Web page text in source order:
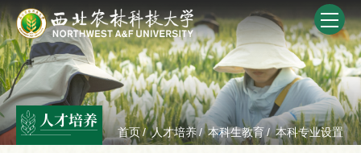
人才培养
首页 / 人才培养 / 本科生教育 / 本科专业设置